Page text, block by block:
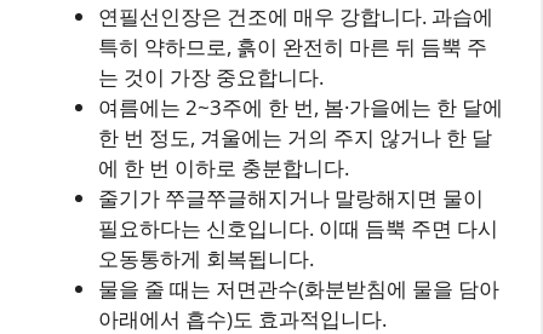
연필선인장은 건조에 매우 강합니다. 과습에
특히 약하므로, 흙이 완전히 마른 뒤 듬뿍 주
는 것이 가장 중요합니다.
여름에는 2~3주에 한 번, 봄·가을에는 한 달에
한 번 정도, 겨울에는 거의 주지 않거나 한 달
에 한 번 이하로 충분합니다.
줄기가 쭈글쭈글해지거나 말랑해지면 물이
필요하다는 신호입니다. 이때 듬뿍 주면 다시
오동통하게 회복됩니다.
물을 줄 때는 저면관수(화분받침에 물을 담아
아래에서 흡수)도 효과적입니다.